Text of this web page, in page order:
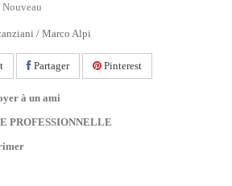
Nouveau
/ Marco Alpi
Partager Pinterest
à un ami
PROFESSIONNELLE